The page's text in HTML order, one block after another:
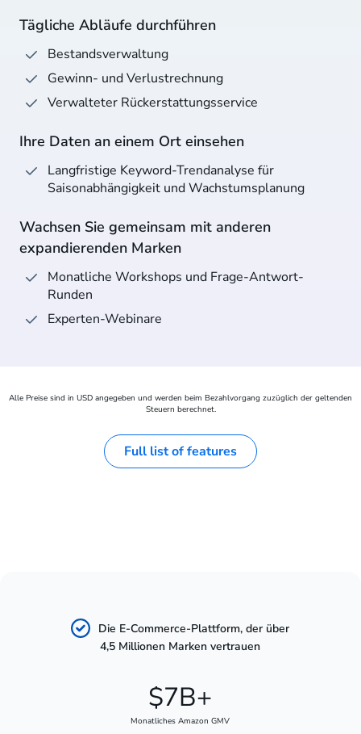
Tägliche Abläufe durchführen
Bestandsverwaltung
Gewinn- und Verlustrechnung
Verwalteter Rückerstattungsservice
Ihre Daten an einem Ort einsehen
Langfristige Keyword-Trendanalyse für
Saisonabhängigkeit und Wachstumsplanung
Wachsen Sie gemeinsam mit anderen
expandierenden Marken
Monatliche Workshops und Frage-Antwort-
Runden
Experten-Webinare
Alle Preise sind in USD angegeben und werden beim Bezahlvorgang zuzüglich der geltenden
Steuern berechnet.
Full list of features
Die E-Commerce-Plattform, der über
4,5 Millionen Marken vertrauen
$7B+
Monatliches Amazon GMV